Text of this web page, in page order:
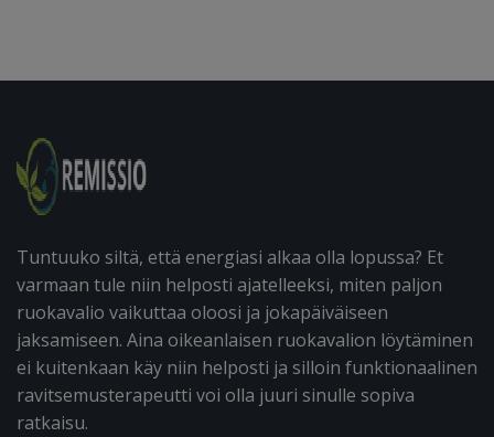
Tuntuuko siltä, että energiasi alkaa olla lopussa? Et
varmaan tule niin helposti ajatelleeksi, miten paljon
ruokavalio vaikuttaa oloosi ja jokapäiväiseen
jaksamiseen. Aina oikeanlaisen ruokavalion löytäminen
ei kuitenkaan käy niin helposti ja silloin funktionaalinen
ravitsemusterapeutti voi olla juuri sinulle sopiva
ratkaisu.